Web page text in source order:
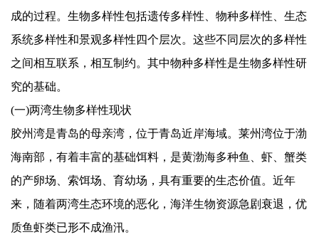
成的过程。生物多样性包括遗传多样性、物种多样性、生态
系统多样性和景观多样性四个层次。这些不同层次的多样性
之间相互联系，相互制约。其中物种多样性是生物多样性研
究的基础。
(一)两湾生物多样性现状
胶州湾是青岛的母亲湾，位于青岛近岸海域。莱州湾位于渤
海南部，有着丰富的基础饵料，是黄渤海多种鱼、虾、蟹类
的产卵场、索饵场、育幼场，具有重要的生态价值。近年
来，随着两湾生态环境的恶化，海洋生物资源急剧衰退，优
质鱼虾类已形不成渔汛。